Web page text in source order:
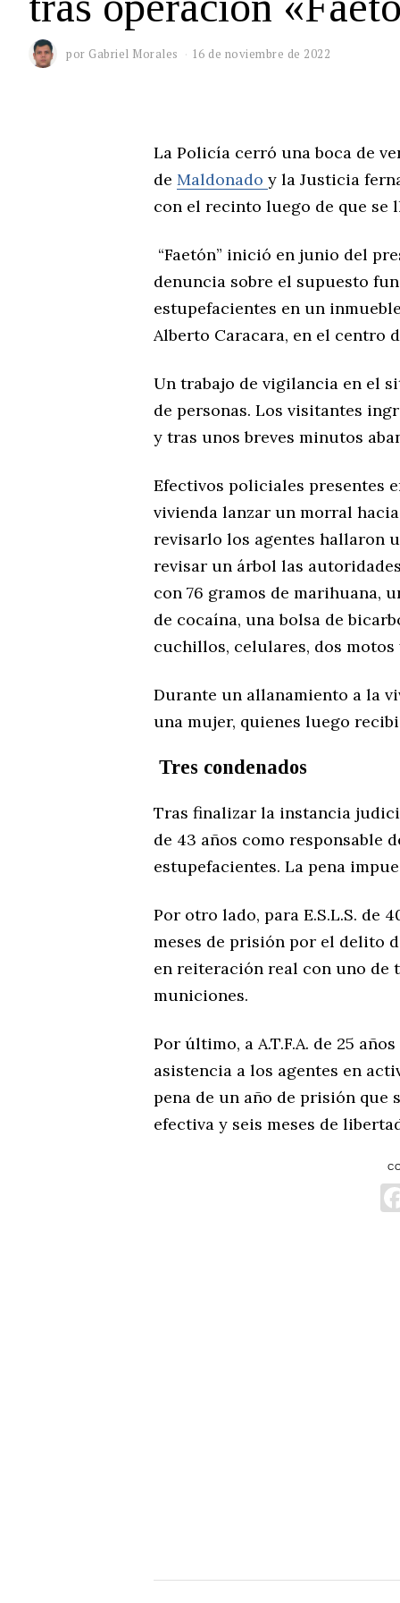
por Gabriel Morales 16 de noviembre de 2022
La Policía cerró una boca de
de Maldonado y la Justicia
con el recinto luego de que se
“Faetón” inició en junio del
denuncia sobre el supuesto
estupefacientes en un
Alberto Caracara, en el centro
Un trabajo de vigilancia en el
de personas. Los visitantes
y tras unos breves minutos
Efectivos policiales presentes
vivienda lanzar un morral
revisarlo los agentes hallaron
revisar un árbol las
con 76 gramos de marihuana,
de cocaína, una bolsa de
cuchillos, celulares, dos
Durante un allanamiento a la
una mujer, quienes luego
Tres condenados
Tras finalizar la instancia
de 43 años como responsable
estupefacientes. La pena
Por otro lado, para E.S.L.S. de
meses de prisión por el delito
en reiteración real con uno de
municiones.
Por último, a A.T.F.A. de 25
asistencia a los agentes en
pena de un año de prisión que
efectiva y seis meses de